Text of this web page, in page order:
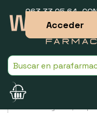
963 33 05 64
Acceder
Usamos cookies para